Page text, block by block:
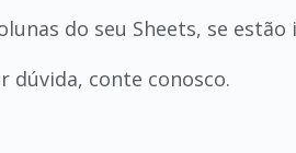
do seu Sheets, se
dúvida, conte conosco.